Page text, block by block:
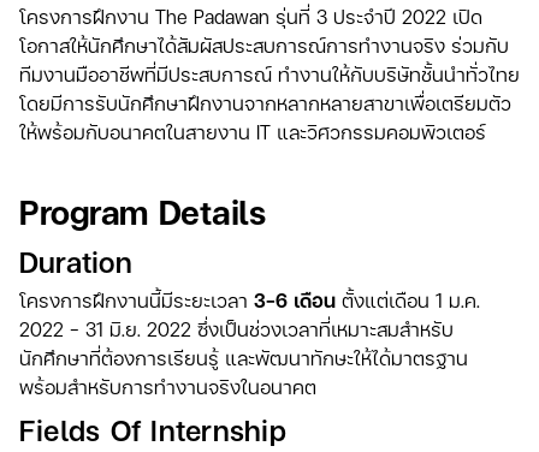
โครงการฝึกงาน The Padawan รุ่นที่ 3 ประจำปี 2022 เปิด
โอกาสให้นักศึกษาได้สัมผัสประสบการณ์การทำงานจริง ร่วมกับ
ทีมงานมืออาชีพที่มีประสบการณ์ ทำงานให้กับบริษัทชั้นนำทั่วไทย
โดยมีการรับนักศึกษาฝึกงานจากหลากหลายสาขาเพื่อเตรียมตัว
ให้พร้อมกับอนาคตในสายงาน IT และวิศวกรรมคอมพิวเตอร์
Program Details
Duration
โครงการฝึกงานนี้มีระยะเวลา 3-6 เดือน ตั้งแต่เดือน 1 ม.ค.
2022 - 31 มิ.ย. 2022 ซึ่งเป็นช่วงเวลาที่เหมาะสมสำหรับ
นักศึกษาที่ต้องการเรียนรู้ และพัฒนาทักษะให้ได้มาตรฐาน
พร้อมสำหรับการทำงานจริงในอนาคต
Fields Of Internship